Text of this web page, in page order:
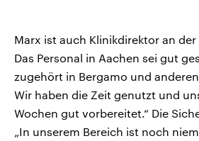
Marx ist auch Klinikdirektor an
Das Personal in Aachen sei gut
zugehört in Bergamo und
Wir haben die Zeit genutzt und
Wochen gut vorbereitet.“ Die
„In unserem Bereich ist noch